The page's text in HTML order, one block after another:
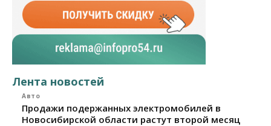
Лента новостей
Авто
Продажи подержанных электромобилей в
Новосибирской области растут второй месяц